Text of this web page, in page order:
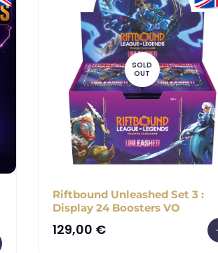
SOLD
OUT
Riftbound Unleashed Set 3 :
Display 24 Boosters VO
129,00 €